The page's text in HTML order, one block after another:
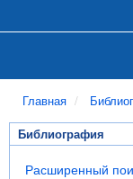
Главная
Библиография
Расширенный